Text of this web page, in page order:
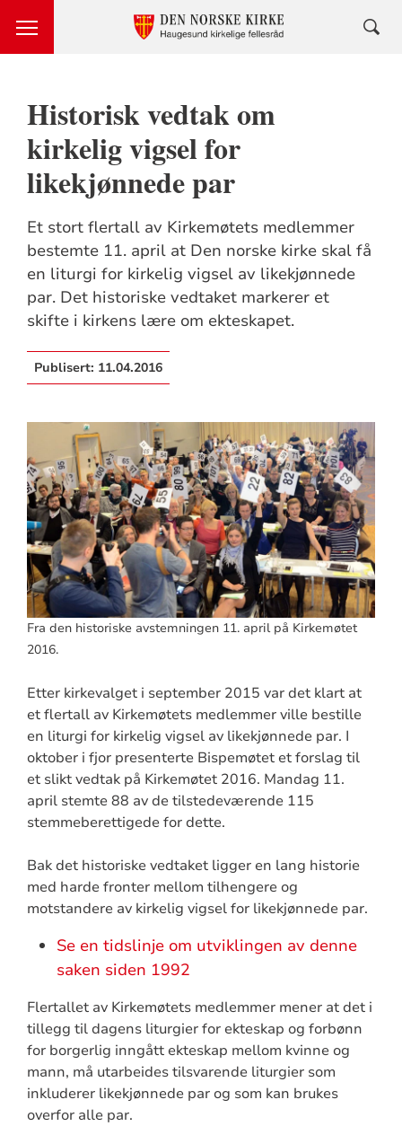
Historisk vedtak om
kirkelig vigsel for
likekjønnede par
Et stort flertall av Kirkemøtets medlemmer
bestemte 11. april at Den norske kirke skal få
en liturgi for kirkelig vigsel av likekjønnede
par. Det historiske vedtaket markerer et
skifte i kirkens lære om ekteskapet.
Publisert: 11.04.2016
Fra den historiske avstemningen 11. april på Kirkemøtet
2016.
Etter kirkevalget i september 2015 var det klart at
et flertall av Kirkemøtets medlemmer ville bestille
en liturgi for kirkelig vigsel av likekjønnede par. I
oktober i fjor presenterte Bispemøtet et forslag til
et slikt vedtak på Kirkemøtet 2016. Mandag 11.
april stemte 88 av de tilstedeværende 115
stemmeberettigede for dette.
Bak det historiske vedtaket ligger en lang historie
med harde fronter mellom tilhengere og
motstandere av kirkelig vigsel for likekjønnede par.
Se en tidslinje om utviklingen av denne
saken siden 1992
Flertallet av Kirkemøtets medlemmer mener at det i
tillegg til dagens liturgier for ekteskap og forbønn
for borgerlig inngått ekteskap mellom kvinne og
mann, må utarbeides tilsvarende liturgier som
inkluderer likekjønnede par og som kan brukes
overfor alle par.